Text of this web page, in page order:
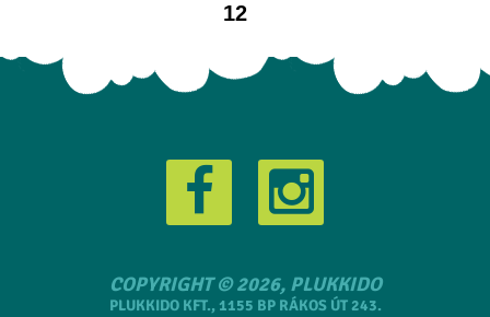
12
COPYRIGHT © 2026, PLUKKIDO
PLUKKIDO KFT., 1155 BP RÁKOS ÚT 243.